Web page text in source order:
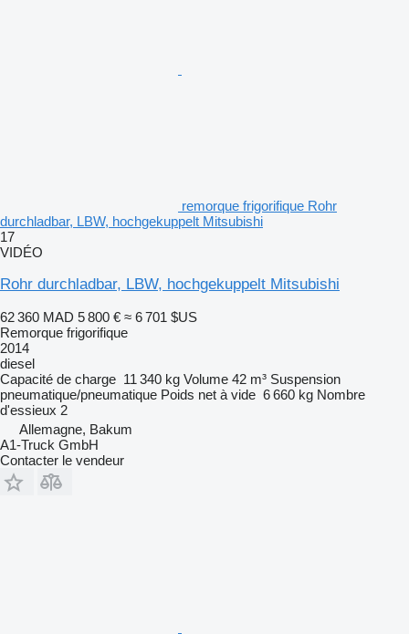
remorque frigorifique Rohr
durchladbar, LBW, hochgekuppelt Mitsubishi
17
VIDÉO
Rohr durchladbar, LBW, hochgekuppelt Mitsubishi
62 360 MAD 5 800 € ≈ 6 701 $US
Remorque frigorifique
2014
diesel
Capacité de charge 11 340 kg Volume 42 m³ Suspension
pneumatique/pneumatique Poids net à vide 6 660 kg Nombre
d'essieux 2
Allemagne, Bakum
A1-Truck GmbH
Contacter le vendeur